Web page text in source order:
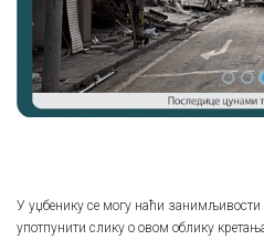
У уџбенику се могу наћи занимљивости
употпунити слику о овом облику